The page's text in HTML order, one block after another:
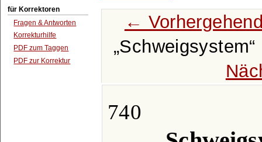
für Korrektoren
Fragen & Antworten
Korrekturhilfe
PDF zum Taggen
PDF zur Korrektur
←
Schweigsystem
740